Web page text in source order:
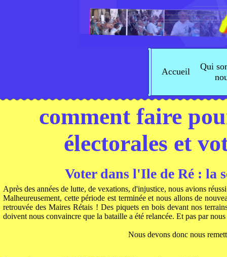
Accueil
Qui
comment faire
électorales et
Voter dans l'Ile de Ré : la
Après des années de lutte, de vexations, d'injustice, nous avions
Malheureusement, cette période est terminée et nous allons de
retrouvée des Maires Rétais ! Des piquets en bois devant nos
doivent nous convaincre que la bataille a été relancée. Et pas par
Nous devons donc nous